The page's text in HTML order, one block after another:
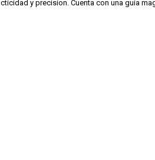
y precision. Cuenta con una guia